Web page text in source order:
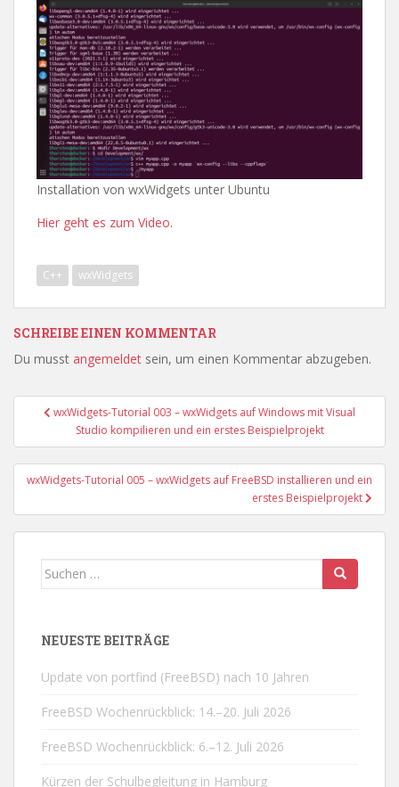
Installation von wxWidgets unter Ubuntu
Hier geht es zum Video.
C++ wxWidgets
SCHREIBE EINEN KOMMENTAR
Du musst angemeldet sein, um einen Kommentar abzugeben.
Beitragsnavigation
wxWidgets-Tutorial 003 – wxWidgets auf Windows mit Visual
Studio kompilieren und ein erstes Beispielprojekt
wxWidgets-Tutorial 005 – wxWidgets auf FreeBSD installieren und ein
erstes Beispielprojekt
Suchen
NEUESTE BEITRÄGE
Update von portfind (FreeBSD) nach 10 Jahren
FreeBSD Wochenrückblick: 14.–20. Juli 2026
FreeBSD Wochenrückblick: 6.–12. Juli 2026
Kürzen der Schulbegleitung in Hamburg